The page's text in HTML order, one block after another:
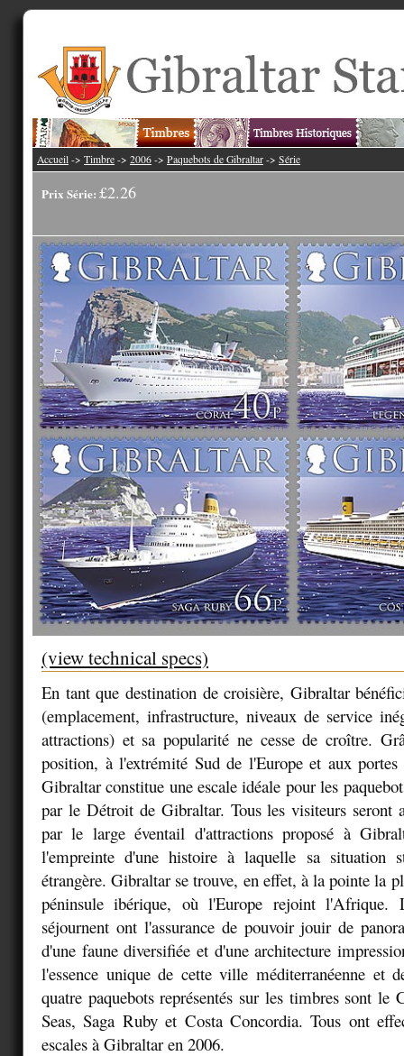
Accueil -> Timbre -> 2006 -> Paquebots de Gibraltar -> Série
Prix Série: £2.26
(view technical specs)
En tant que destination de croisière, Gibraltar
(emplacement, infrastructure, niveaux de service
attractions) et sa popularité ne cesse de croître.
position, à l'extrémité Sud de l'Europe et aux
Gibraltar constitue une escale idéale pour les
par le Détroit de Gibraltar. Tous les visiteurs seront
par le large éventail d'attractions proposé à
l'empreinte d'une histoire à laquelle sa situation
étrangère. Gibraltar se trouve, en effet, à la pointe la
péninsule ibérique, où l'Europe rejoint l'Afrique.
séjournent ont l'assurance de pouvoir jouir de
d'une faune diversifiée et d'une architecture
l'essence unique de cette ville méditerranéenne et
quatre paquebots représentés sur les timbres sont le
Seas, Saga Ruby et Costa Concordia. Tous ont
escales à Gibraltar en 2006.